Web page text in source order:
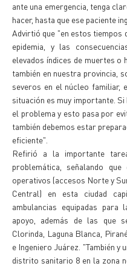
ante una emergencia, tenga
hacer, hasta que ese paciente
Advirtió que "en estos tiempos
epidemia, y las
elevados índices de muertes o
también en nuestra provincia,
severos en el núcleo familiar,
situación es muy importante.
el problema y esto pasa por
también debemos estar
eficiente".
Refirió a la importante
problemática, señalando
operativos (accesos Norte y
Central) en esta ciudad
ambulancias equipadas
apoyo, además de las que
Clorinda, Laguna Blanca,
e Ingeniero Juárez. "También y
distrito sanitario 8 en la zona